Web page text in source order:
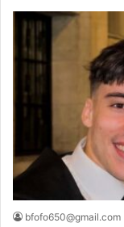
bfofo650@gmail.com